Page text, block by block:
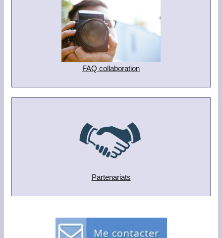
FAQ collaboration
Partenariats